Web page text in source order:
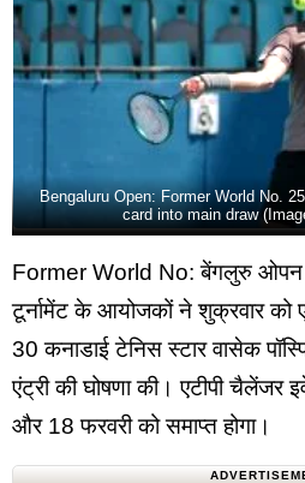
Bengaluru Open: Former World No.
card into main draw
Former World No: बेंगलुरु ओपन
टूर्नामेंट के आयोजकों ने शुक्रवार को
30 कनाडाई टेनिस स्टार वासेक
एंट्री की घोषणा की। एटीपी चैलेंजर
और 18 फरवरी को समाप्त होगा।